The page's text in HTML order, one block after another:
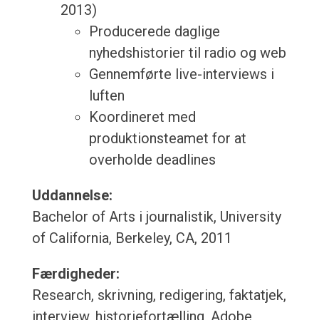
2013)
Producerede daglige
nyhedshistorier til radio og web
Gennemførte live-interviews i
luften
Koordineret med
produktionsteamet for at
overholde deadlines
Uddannelse:
Bachelor of Arts i journalistik, University
of California, Berkeley, CA, 2011
Færdigheder:
Research, skrivning, redigering, faktatjek,
interview, historiefortælling, Adobe